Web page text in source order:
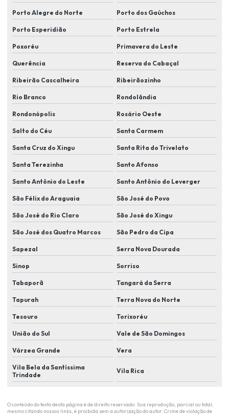
Instalação de sistemas de proteção perimetral
Instalação de sistemas de segurança
Instalação de sistemas de segurança para condomínios
Instalação de sistemas de segurança eletrônica
Instalação de sistemas de videomonitoramento
Instalação de soluções de segurança para indústrias
Instalação de tecnologias de segurança eletrônica
Itens de segurança eletrônica
Kit de câmera de segurança em lucas do rio verde
Kit câmera de segurança residencial
Manutenção de câmera de segurança em lucas do rio verde
Monitoramento eletrônico
Monitoramento eletrônico de alarme
Monitoramento eletrônico em lucas do rio verde
Monitoramento de eventos
Monitoramento remoto
Portaria remota
Porto Alegre do Norte Porto dos Gaúchos
Porto Esperidião Porto Estrela
Poxoréu Primavera do Leste
Querência Reserva do Cabaçal
Ribeirão Cascalheira Ribeirãozinho
Rio Branco Rondolândia
Rondonópolis Rosário Oeste
Salto do Céu Santa Carmem
Santa Cruz do Xingu Santa Rita do Trivelato
Santa Terezinha Santo Afonso
Santo Antônio do Leste Santo Antônio do Leverger
São Félix do Araguaia São José do Povo
São José do Rio Claro São José do Xingu
São José dos Quatro Marcos São Pedro da Cipa
Sapezal Serra Nova Dourada
Sinop Sorriso
Tabaporã Tangará da Serra
Tapurah Terra Nova do Norte
Tesouro Torixoréu
União do Sul Vale de São Domingos
Várzea Grande Vera
Vila Bela da Santíssima
Trindade
Vila Rica
O conteúdo do texto desta página é de direito reservado. Sua reprodução, parcial ou total,
mesmo citando nossos links, é proibida sem a autorização do autor. Crime de violação de